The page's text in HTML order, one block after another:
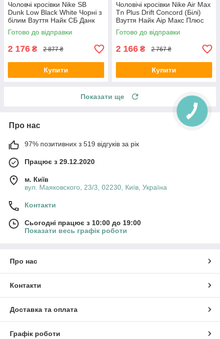
Чоловчі кросівки Nike SB
Dunk Low Black White Чорні з
білим Взуття Найк СБ Данк
Лоу текстиль шкіра демісезон
Готово до відправки
2 176 ₴ 2 877 ₴
Купити
Чоловічі кросівки Nike Air Max
Tn Plus Drift Concord (Білі)
Взуття Найк Аір Макс Плюс
текстиль шкіра демісезон
Готово до відправки
2 166 ₴ 2 767 ₴
Купити
Показати ще
Про нас
97% позитивних з 519 відгуків за рік
Працює з 29.12.2020
м. Київ
вул. Маяковского, 23/3, 02230, Київ, Україна
Контакти
Сьогодні працює з 10:00 до 19:00
Показати весь графік роботи
Про нас
Контакти
Доставка та оплата
Графік роботи